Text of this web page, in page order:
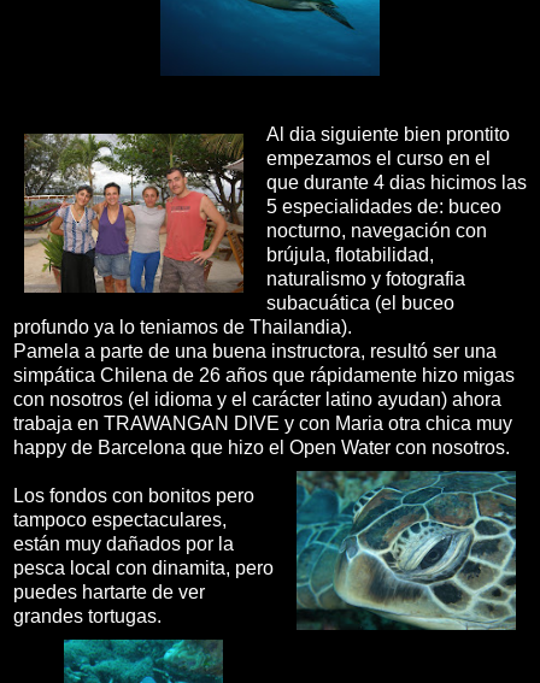
Al dia siguiente bien prontito
empezamos el curso en el
que durante 4 dias hicimos las
5 especialidades de: buceo
nocturno, navegación con
brújula, flotabilidad,
naturalismo y fotografia
subacuática (el buceo
profundo ya lo teniamos de Thailandia).
Pamela a parte de una buena instructora, resultó ser una
simpática Chilena de 26 años que rápidamente hizo migas
con nosotros (el idioma y el carácter latino ayudan) ahora
trabaja en TRAWANGAN DIVE y con Maria otra chica muy
happy de Barcelona que hizo el Open Water con nosotros.
Los fondos con bonitos pero
tampoco espectaculares,
están muy dañados por la
pesca local con dinamita, pero
puedes hartarte de ver
grandes tortugas.